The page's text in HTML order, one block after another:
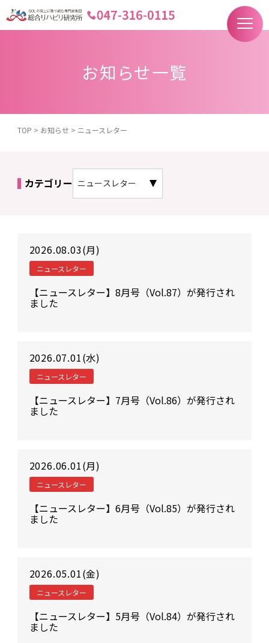
お知らせ一覧
TOP > お知らせ > ニュースレター
カテゴリー
2026.08.03(月)
ニュースレター
【ニュースレター】8月号（Vol.87）が発行され
ました
2026.07.01(水)
ニュースレター
【ニュースレター】7月号（Vol.86）が発行され
ました
2026.06.01(月)
ニュースレター
【ニュースレター】6月号（Vol.85）が発行され
ました
2026.05.01(金)
ニュースレター
【ニュースレター】5月号（Vol.84）が発行され
ました